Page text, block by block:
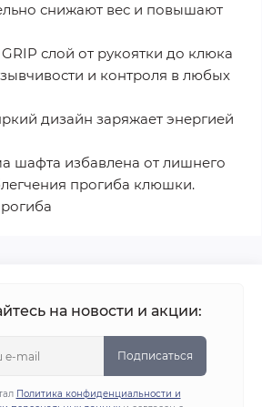
снижают вес и повышают
слой от рукоятки до клюка
и контроля в любых
дизайн заряжает энергией
шафта избавлена от лишнего
прогиба клюшки.
на новости и акции:
Подписаться
Политика конфиденциальности и